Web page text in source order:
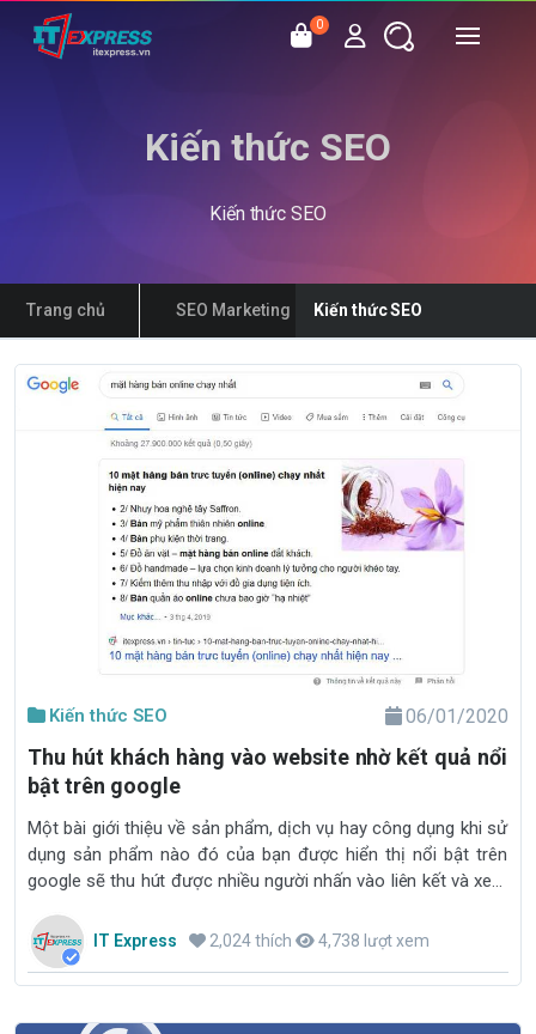
0
Kiến thức SEO
Kiến thức SEO
Trang chủ SEO Marketing Kiến thức SEO
Kiến thức SEO 06/01/2020
Thu hút khách hàng vào website nhờ kết quả nổi
bật trên google
Một bài giới thiệu về sản phẩm, dịch vụ hay công dụng khi sử
dụng sản phẩm nào đó của bạn được hiển thị nổi bật trên
google sẽ thu hút được nhiều người nhấn vào liên kết và xem
nổi bật"
IT Express 2,024 thích 4,738 lượt xem